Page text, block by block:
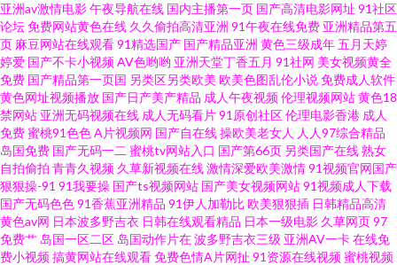
蕉 日韩56页 91福利淫导航 丁香五月天色色 色欧美TV 91两性视频 国产精品
婷婷综合 91草莓视频 国内情侣视频在线91 无码砖区 欧美日韩蜜桃一区 日本
高清 乱轮天黄 91艹在线 大香蕉87 日本啊在线免费观看 AV五月花男人天堂 日
韩欧美在线综合网 91污视频在线观看 久草视频资源 亚洲欧美日本国产 99性
视频精品6 日韩成人久久网站 91啦中文 日本精品五区 91很很撸在线视频 国
产欧美福利 涩婷婷在线 91日日韩 久久国产福利 一区不卡在线 国产ts视频 丝
亚洲av激情电影午夜导航在线 国内主播第一页 国产高清电影网址 91社区
论坛免费网站黄色在线 久久偷拍高清亚洲 91午夜在线免费 亚洲精品第五
页 麻豆网站在线观看91精选国产 国产精品亚洲 黄色三级成年五月天婷
婷爱 国产不卡小视频AV色哟哟 亚洲天堂丁香五月 91社网 美女视频黄全
免费 国产精品第一页国 另类区另类欧美 欧美色图乱伦小说免费成人软件
黄色网址视频播放 国产日产美产精品 成人午夜视频伦理视频网站黄色18
禁网站 亚洲无码视频在线 成人无码看片91原创社区伦理电影香港 成人
免费蜜桃91色色A片视频网 国产自在线操欧美老女人 人人97综合精品
岛国免费 国产无码一二 蜜桃tv网站入口 国产第66页 另类国产在线熟女
自拍偷拍 青青久视频 久草新视频在线激情深爱欧美激情91视频官网国产
狠狠操-91 91我要操 国产ts视频网站 国产美女视频网站91视频成人下载
国产无码色色91香蕉亚洲精品 91伊人加勒比欧美狠狠插 日韩精品高清
黄色av网 日本波多野吉衣 日韩在线观看精品 日本一级电影 久草网页97
免费艹 岛国一区二区 岛国动作片在波多野吉衣三级 亚洲AV一卡在线免
费小视频搞黄网站在线观看免费色情A片网扯 91资源在线视频蜜桃视频